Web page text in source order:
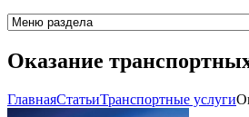
Оказание
ГлавнаяCтатьиТранспортные услуги